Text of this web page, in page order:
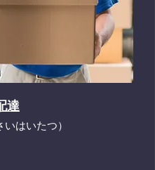
達
いはいたつ）